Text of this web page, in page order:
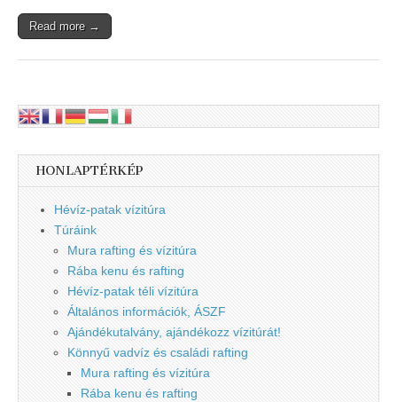
Read more →
HONLAPTÉRKÉP
Hévíz-patak vízitúra
Túráink
Mura rafting és vízitúra
Rába kenu és rafting
Hévíz-patak téli vízitúra
Általános információk, ÁSZF
Ajándékutalvány, ajándékozz vízitúrát!
Könnyű vadvíz és családi rafting
Mura rafting és vízitúra
Rába kenu és rafting